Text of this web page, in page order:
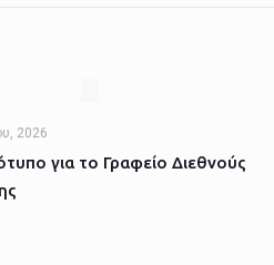
2026
για το Γραφείο Διεθνούς